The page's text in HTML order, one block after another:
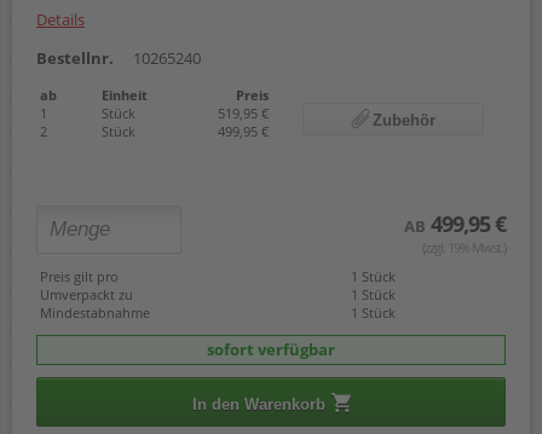
Details
Bestellnr.
10265240
ab Einheit
Preis
1
Stück
519,95 €
2
Stück 499,95 €
Zubehör
AB 499,95 €
(zzgl. 19% Mwst.)
Preis gilt pro
1 Stück
Umverpackt zu
1 Stück
Mindestabnahme
1 Stück
sofort verfügbar
In den Warenkorb